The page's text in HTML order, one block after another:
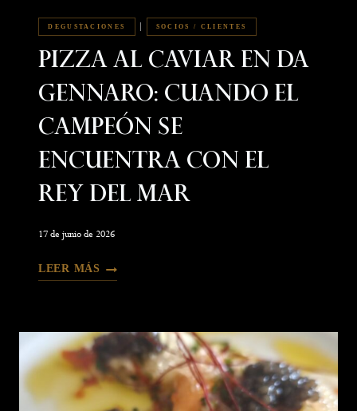
DEGUSTACIONES | SOCIOS / CLIENTES
Pizza Al Caviar En Da
Gennaro: Cuando El
Campeón Se
Encuentra Con El
Rey Del Mar
17 de junio de 2026
LEER MÁS